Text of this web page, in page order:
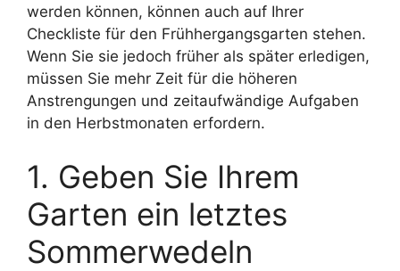
werden können, können auch auf Ihrer
Checkliste für den Frühhergangsgarten stehen.
Wenn Sie sie jedoch früher als später erledigen,
müssen Sie mehr Zeit für die höheren
Anstrengungen und zeitaufwändige Aufgaben
in den Herbstmonaten erfordern.
1. Geben Sie Ihrem
Garten ein letztes
Sommerwedeln